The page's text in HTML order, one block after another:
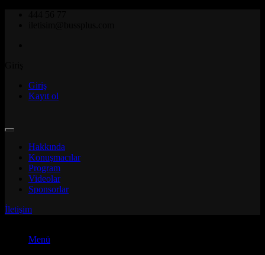
Giriş
Kayıt ol
Hakkında
Konuşmacılar
Program
Videolar
Sponsorlar
İletişim
Menü